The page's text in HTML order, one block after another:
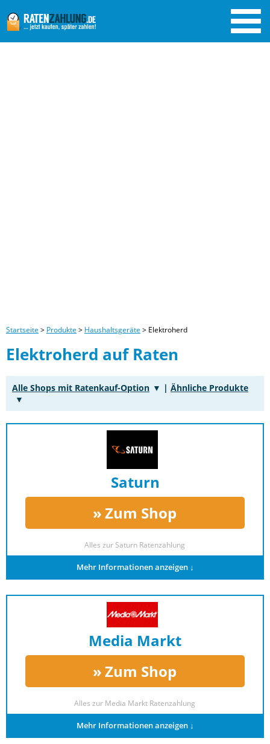
Startseite > Produkte > Haushaltsgeräte > Elektroherd
Elektroherd auf Raten
Alle Shops mit Ratenkauf-Option | Ähnliche Produkte
Saturn
Zum Shop
Alles zur Saturn Ratenzahlung
Mehr Informationen anzeigen ↓
Media Markt
Zum Shop
Alles zur Media Markt Ratenzahlung
Mehr Informationen anzeigen ↓